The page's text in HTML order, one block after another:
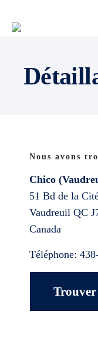
Nous avons
Chico
51 Bd de la
Vaudreuil QC
Canada
Téléphone: